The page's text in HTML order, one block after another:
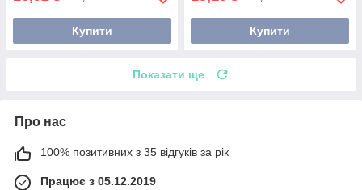
Купити Купити
Показати ще
Про нас
100% позитивних з 35 відгуків за рік
Працює з 05.12.2019